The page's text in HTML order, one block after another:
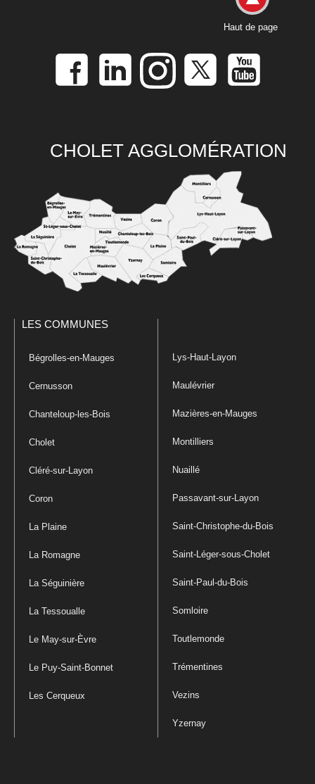
Haut de page
CHOLET AGGLOMÉRATION
LES COMMUNES
Bégrolles-en-Mauges
Cernusson
Chanteloup-les-Bois
Cholet
Cléré-sur-Layon
Coron
La Plaine
La Romagne
La Séguinière
La Tessoualle
Le May-sur-Èvre
Le Puy-Saint-Bonnet
Les Cerqueux
Lys-Haut-Layon
Maulévrier
Mazières-en-Mauges
Montilliers
Nuaillé
Passavant-sur-Layon
Saint-Christophe-du-Bois
Saint-Léger-sous-Cholet
Saint-Paul-du-Bois
Somloire
Toutlemonde
Trémentines
Vezins
Yzernay